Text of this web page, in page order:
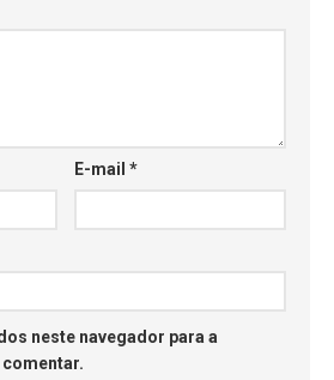
E-mail*
neste navegador para a
comentar.